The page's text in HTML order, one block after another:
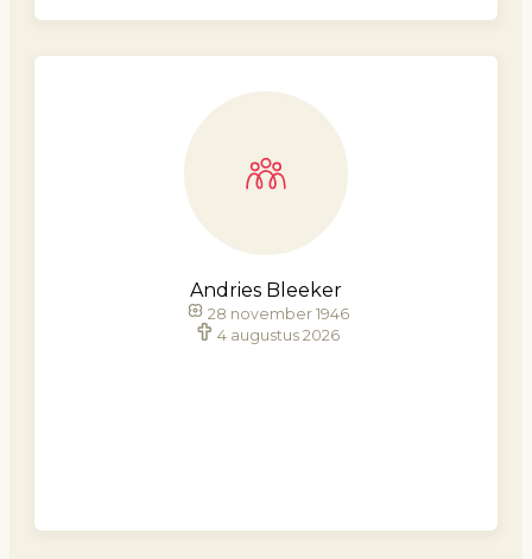
Andries Bleeker
28 november 1946
4 augustus 2026